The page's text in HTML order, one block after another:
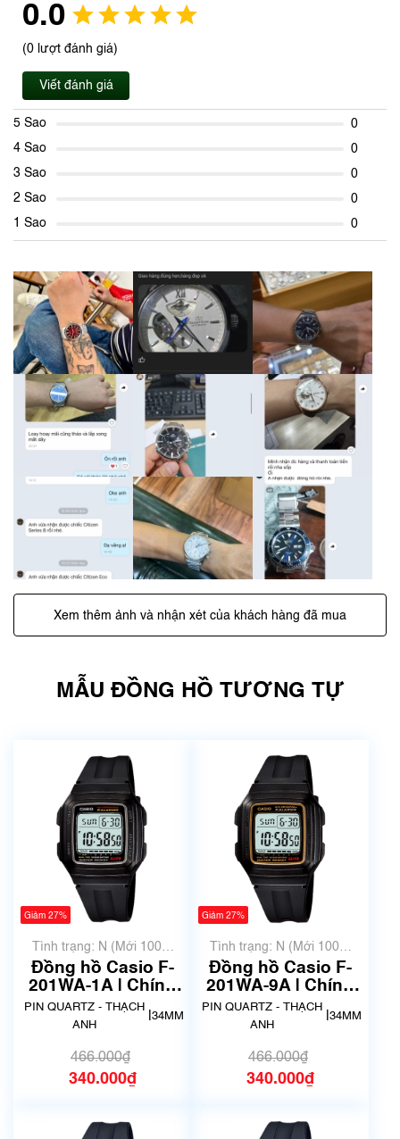
0.0
(0 lượt đánh giá)
Viết đánh giá
5 Sao
0
4 Sao
0
3 Sao
0
2 Sao
0
1 Sao
0
Xem thêm ảnh và nhận xét của khách hàng đã mua
MẪU ĐỒNG HỒ TƯƠNG TỰ
Giảm 27%
Tình trạng: N (Mới 100%
chưa qua sử dụng)
Đồng hồ Casio F-
201WA-1A | Chính
hãng
PIN QUARTZ - THẠCH
ANH
34MM
466.000₫
340.000₫
Giảm 27%
Tình trạng: N (Mới 100%
chưa qua sử dụng)
Đồng hồ Casio F-
201WA-9A | Chính
hãng
PIN QUARTZ - THẠCH
ANH
34MM
466.000₫
340.000₫